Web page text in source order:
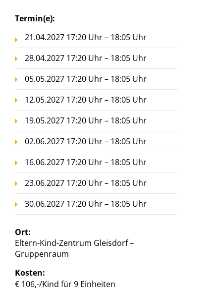
Termin(e):
21.04.2027 17:20 Uhr – 18:05 Uhr
28.04.2027 17:20 Uhr – 18:05 Uhr
05.05.2027 17:20 Uhr – 18:05 Uhr
12.05.2027 17:20 Uhr – 18:05 Uhr
19.05.2027 17:20 Uhr – 18:05 Uhr
02.06.2027 17:20 Uhr – 18:05 Uhr
16.06.2027 17:20 Uhr – 18:05 Uhr
23.06.2027 17:20 Uhr – 18:05 Uhr
30.06.2027 17:20 Uhr – 18:05 Uhr
Ort:
Eltern-Kind-Zentrum Gleisdorf –
Gruppenraum
Kosten:
€ 106,-/Kind für 9 Einheiten